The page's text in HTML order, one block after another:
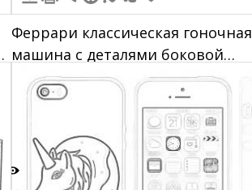
Феррари классическая гоночная
машина с деталями боковой
панели и колесами